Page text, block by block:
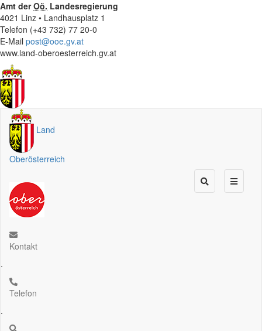
Amt derOö. Landesregierung
4021 Linz • Landhausplatz 1
Telefon (+43 732) 77 20-0
E-Mail post@ooe.gv.at
www.land-oberoesterreich.gv.at
Land
Oberösterreich
Kontakt
.
Telefon
.